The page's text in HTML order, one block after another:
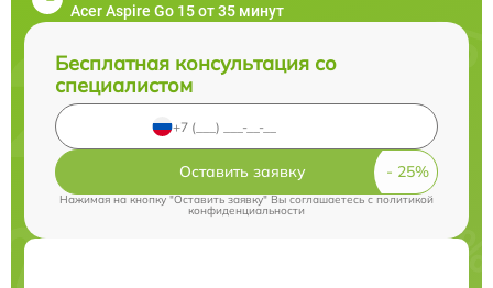
Acer Aspire Go 15 от 35 минут
Бесплатная консультация со
специалистом
Оставить заявку
Нажимая на кнопку "Оставить заявку" Вы соглашаетесь cполитикой
конфиденциальности